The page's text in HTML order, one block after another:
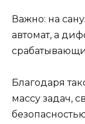
Важно: на
автомат, а
Благодаря
массу задач,